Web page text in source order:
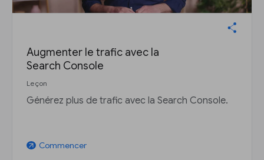
Augmenter le trafic avec la
Search Console
Leçon
Générez plus de trafic avec la Search Console.
arrow_outward Commencer